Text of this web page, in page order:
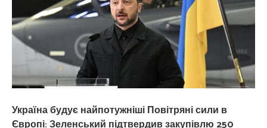
Україна будує найпотужніші Повітряні сили в
Європі: Зеленський підтвердив закупівлю 250